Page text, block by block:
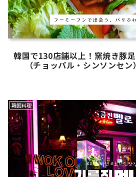
韓国で130店舗以上！窯焼き豚
（チョッパル・シンソンセ
韓国料理